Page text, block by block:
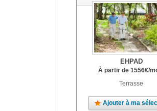
EHPAD
À partir de 1556€/
Terrasse
Ajouter à ma